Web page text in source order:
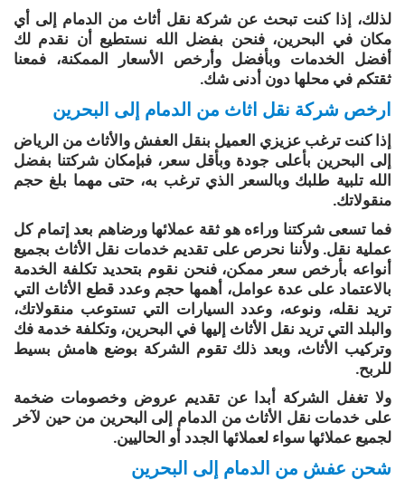
لذلك، إذا كنت تبحث عن شركة نقل أثاث من الدمام إلى أي
مكان في البحرين، فنحن بفضل الله نستطيع أن نقدم لك
أفضل الخدمات وبأفضل وأرخص الأسعار الممكنة، فمعنا
ثقتكم في محلها دون أدنى شك.
ارخص شركة نقل اثاث من الدمام إلى البحرين
إذا كنت ترغب عزيزي العميل بنقل العفش والأثاث من الرياض
إلى البحرين بأعلى جودة وبأقل سعر، فبإمكان شركتنا بفضل
الله تلبية طلبك وبالسعر الذي ترغب به، حتى مهما بلغ حجم
منقولاتك.
فما تسعى شركتنا وراءه هو ثقة عملائها ورضاهم بعد إتمام كل
عملية نقل. ولأننا نحرص على تقديم خدمات نقل الأثاث بجميع
أنواعه بأرخص سعر ممكن، فنحن نقوم بتحديد تكلفة الخدمة
بالاعتماد على عدة عوامل، أهمها حجم وعدد قطع الأثاث التي
تريد نقله، ونوعه، وعدد السيارات التي تستوعب منقولاتك،
والبلد التي تريد نقل الأثاث إليها في البحرين، وتكلفة خدمة فك
وتركيب الأثاث، وبعد ذلك تقوم الشركة بوضع هامش بسيط
للربح.
ولا تغفل الشركة أبدا عن تقديم عروض وخصومات ضخمة
على خدمات نقل الأثاث من الدمام إلى البحرين من حين لآخر
لجميع عملائها سواء لعملائها الجدد أو الحاليين.
شحن عفش من الدمام إلى البحرين